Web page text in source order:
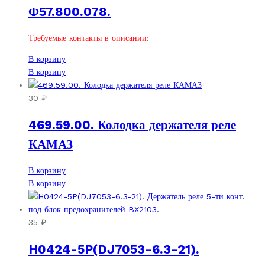
Ф57.800.078.
Требуемые контакты в описании:
В корзину
В корзину
30 ₽
469.59.00. Колодка держателя реле
КАМАЗ
В корзину
В корзину
35 ₽
H0424-5P(DJ7053-6.3-21).